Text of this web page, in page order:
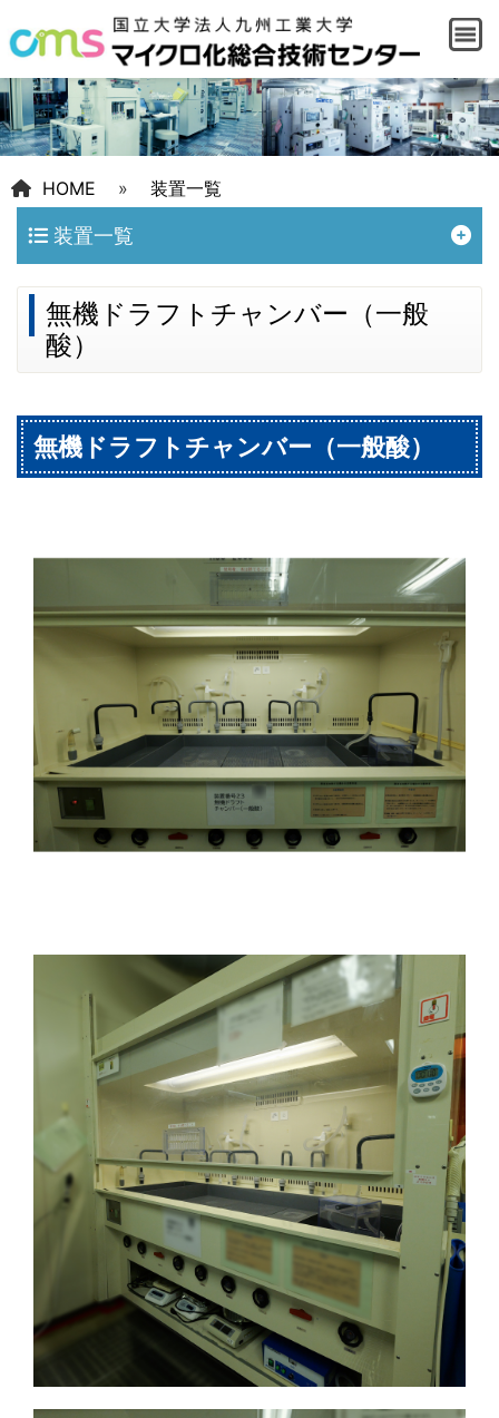
HOME » 装置一覧
装置一覧
無機ドラフトチャンバー（一般
酸）
無機ドラフトチャンバー（一般酸）